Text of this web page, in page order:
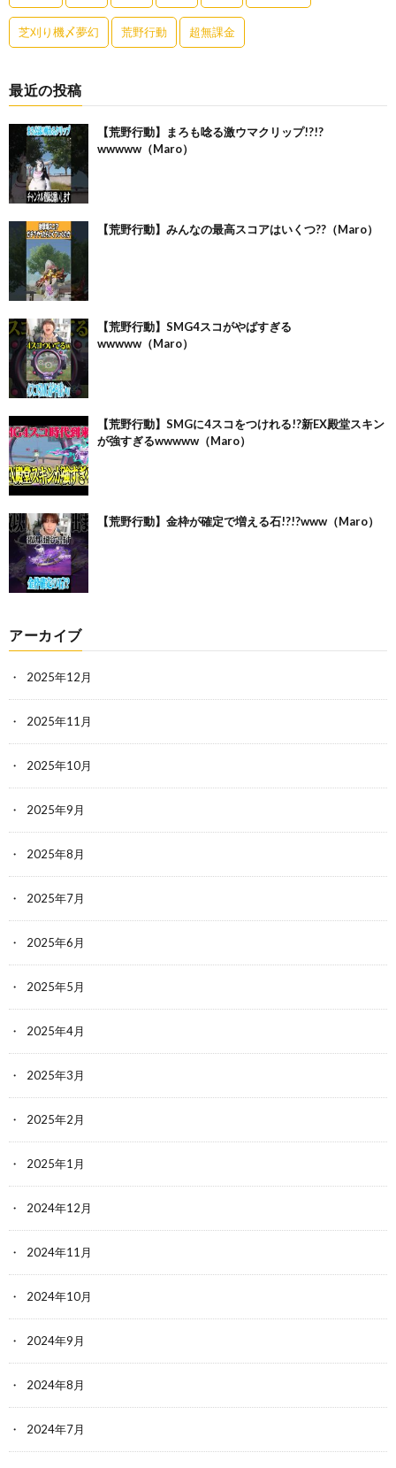
芝刈り機〆夢幻 荒野行動 超無課金
最近の投稿
【荒野行動】まろも唸る激ウマクリップ!?!?
wwwww（Maro）
【荒野行動】みんなの最高スコアはいくつ??（Maro）
【荒野行動】SMG4スコがやばすぎる
wwwww（Maro）
【荒野行動】SMGに4スコをつけれる!?新EX殿堂スキン
が強すぎるwwwww（Maro）
【荒野行動】金枠が確定で増える石!?!?www（Maro）
アーカイブ
2025年12月
2025年11月
2025年10月
2025年9月
2025年8月
2025年7月
2025年6月
2025年5月
2025年4月
2025年3月
2025年2月
2025年1月
2024年12月
2024年11月
2024年10月
2024年9月
2024年8月
2024年7月